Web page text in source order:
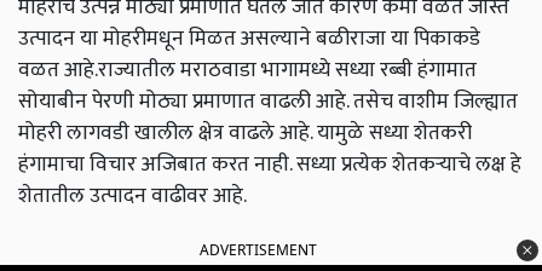
मोहरीचे उत्पन्न मोठ्या प्रमाणात घेतले जाते कारण कमी वेळेत जास्त
उत्पादन या मोहरीमधून मिळत असल्याने बळीराजा या पिकाकडे
वळत आहे.राज्यातील मराठवाडा भागामध्ये सध्या रब्बी हंगामात
सोयाबीन पेरणी मोठ्या प्रमाणात वाढली आहे. तसेच वाशीम जिल्ह्यात
मोहरी लागवडी खालील क्षेत्र वाढले आहे. यामुळे सध्या शेतकरी
हंगामाचा विचार अजिबात करत नाही. सध्या प्रत्येक शेतकऱ्याचे लक्ष हे
शेतातील उत्पादन वाढीवर आहे.
ADVERTISEMENT